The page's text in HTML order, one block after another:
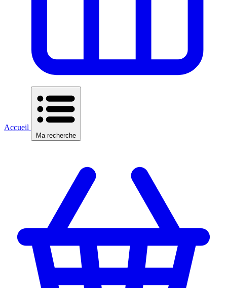
Accueil
Ma recherche